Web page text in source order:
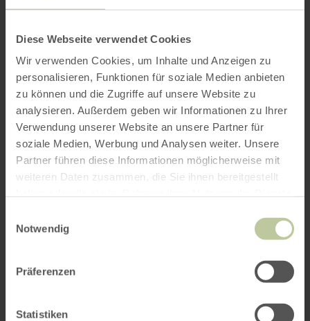
Diese Webseite verwendet Cookies
Wir verwenden Cookies, um Inhalte und Anzeigen zu
personalisieren, Funktionen für soziale Medien anbieten
zu können und die Zugriffe auf unsere Website zu
analysieren. Außerdem geben wir Informationen zu Ihrer
Verwendung unserer Website an unsere Partner für
soziale Medien, Werbung und Analysen weiter. Unsere
Partner führen diese Informationen möglicherweise mit
weiteren Daten zusammen, die Sie ihnen bereitgestellt
Notwendig
Präferenzen
Statistiken